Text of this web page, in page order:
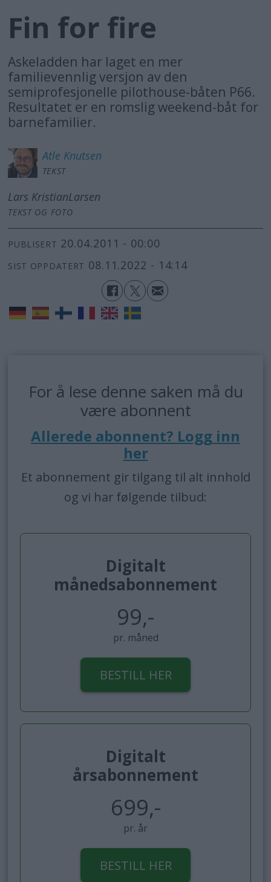
Fin for fire
Askeladden har laget en mer
familievennlig versjon av den
semiprofesjonelle pilothouse-båten P66.
Resultatet er en romslig weekend-båt for
barnefamilier.
Atle Knutsen
TEKST
Lars KristianLarsen
TEKST OG FOTO
PUBLISERT 20.04.2011 - 00:00
SIST OPPDATERT 08.11.2022 - 14:14
For å lese denne saken må du
være abonnent
Allerede abonnent? Logg inn
her
Et abonnement gir tilgang til alt innhold
og vi har følgende tilbud:
Digitalt
månedsabonnement
99,-
pr. måned
BESTILL HER
Digitalt
årsabonnement
699,-
pr. år
BESTILL HER